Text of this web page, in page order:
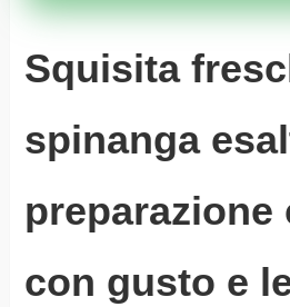
Squisita
spinanga
preparazione
con gusto e